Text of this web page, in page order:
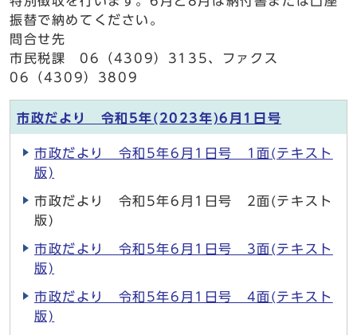
振替で納めてください。
問合せ先
市民税課 06（4309）3135、ファクス
06（4309）3809
市政だより 令和5年(2023年)6月1日号
市政だより 令和5年6月1日号 1面(テキスト
版)
市政だより 令和5年6月1日号 2面(テキスト
版)
市政だより 令和5年6月1日号 3面(テキスト
版)
市政だより 令和5年6月1日号 4面(テキスト
版)